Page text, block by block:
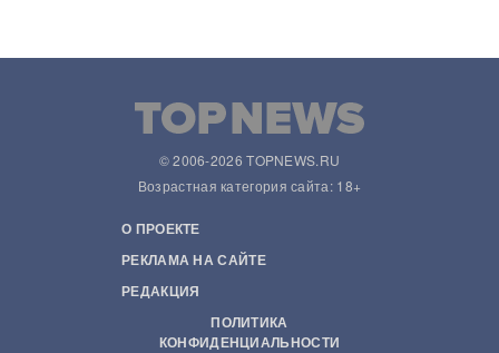
© 2006-2026 TOPNEWS.RU
Возрастная категория сайта: 18+
О ПРОЕКТЕ
РЕКЛАМА НА САЙТЕ
РЕДАКЦИЯ
ПОЛИТИКА
КОНФИДЕНЦИАЛЬНОСТИ